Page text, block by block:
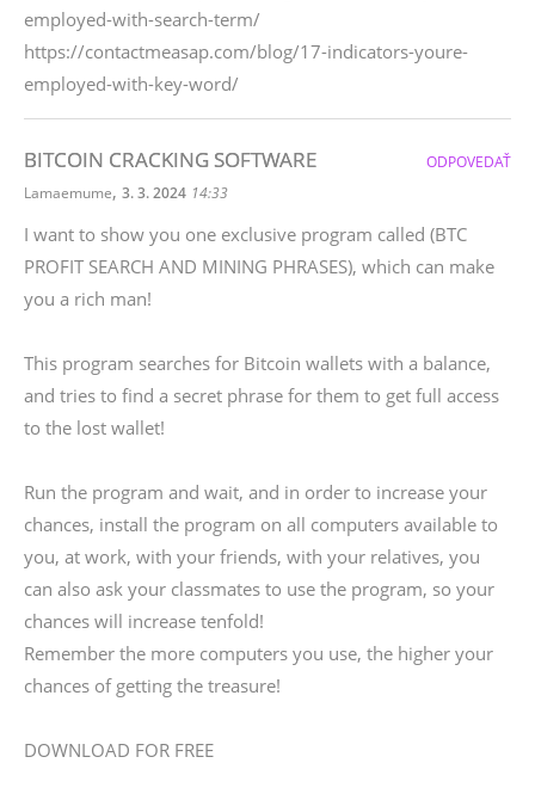
employed-with-search-term/
https://contactmeasap.com/blog/17-indicators-youre-
employed-with-key-word/
BITCOIN CRACKING SOFTWARE
Lamaemume, 3. 3. 2024 14:33
I want to show you one exclusive program called (BTC
PROFIT SEARCH AND MINING PHRASES), which can make
you a rich man!
This program searches for Bitcoin wallets with a balance,
and tries to find a secret phrase for them to get full access
to the lost wallet!
Run the program and wait, and in order to increase your
chances, install the program on all computers available to
you, at work, with your friends, with your relatives, you
can also ask your classmates to use the program, so your
chances will increase tenfold!
Remember the more computers you use, the higher your
chances of getting the treasure!
DOWNLOAD FOR FREE
ODPOVEDAŤ